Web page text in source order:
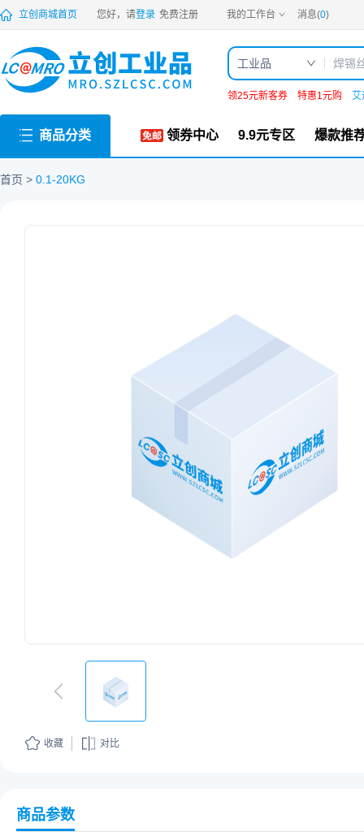
PDF 立创商城首页 您好，请登录 免费注册 我的工作台 消息(0)
工业品
领25元新客券 特惠1元购 艾
商品分类 领券中心 9.9元专区 爆款推
首页 0.1-20KG
收藏 对比
商品参数